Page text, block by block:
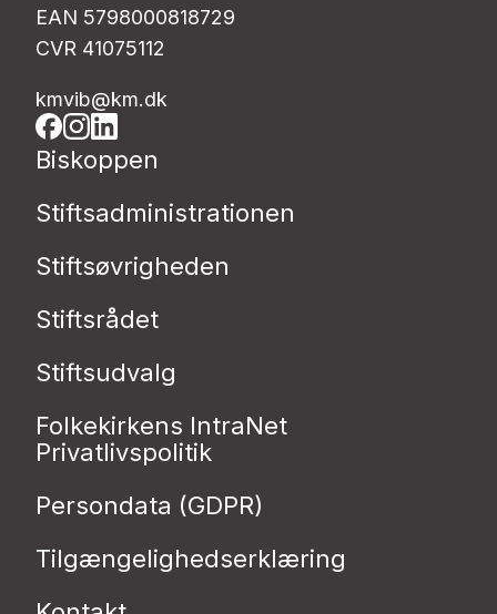
EAN 5798000818729
CVR 41075112
kmvib@km.dk
Biskoppen
Stiftsadministrationen
Stiftsøvrigheden
Stiftsrådet
Stiftsudvalg
Folkekirkens IntraNet
Privatlivspolitik
Persondata (GDPR)
Tilgængelighedserklæring